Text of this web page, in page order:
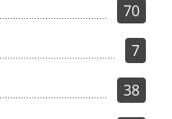
70
7
38